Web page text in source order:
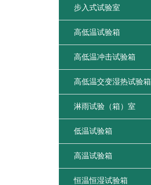
步入式试验室
高低温试验箱
高低温冲击试验箱
高低温交变湿热试验箱
淋雨试验（箱）室
低温试验箱
高温试验箱
恒温恒湿试验箱